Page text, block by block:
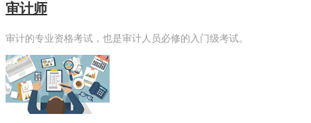
审计师
审计的专业资格考试，也是审计人员必修的入门级考试。